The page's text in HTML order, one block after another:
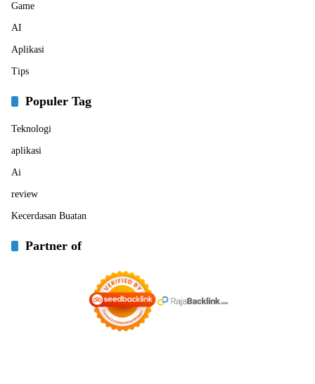
Game
AI
Aplikasi
Tips
Populer Tag
Teknologi
aplikasi
Ai
review
Kecerdasan Buatan
Partner of